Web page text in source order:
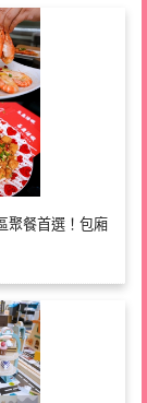
聚餐首選！包廂